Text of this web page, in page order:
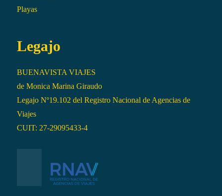
Playas
Legajo
BUENAVISTA VIAJES
de Monica Marina Giraudo
Legajo Nº19.102 del Registro Nacional de Agencias de
Viajes
CUIT: 27-29095433-4